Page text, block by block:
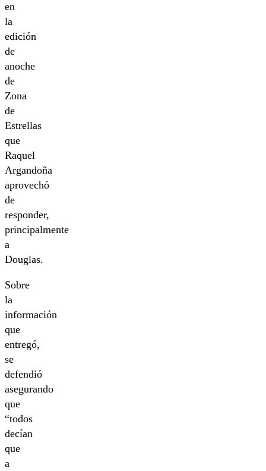
en
la
edición
de
anoche
de
Zona
de
Estrellas
que
Raquel
Argandoña
aprovechó
de
responder,
principalmente
a
Douglas.
Sobre
la
información
que
entregó,
se
defendió
asegurando
que
“todos
decían
que
a